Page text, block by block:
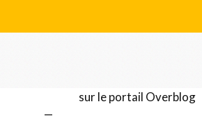
sur le portail Overblog